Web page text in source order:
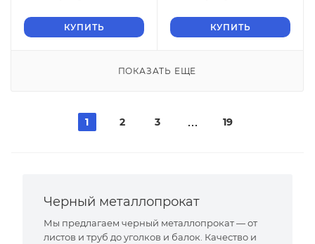
КУПИТЬ КУПИТЬ
ПОКАЗАТЬ ЕЩЕ
1 2 3 19
Черный металлопрокат
Мы предлагаем черный металлопрокат — от
листов и труб до уголков и балок. Качество и